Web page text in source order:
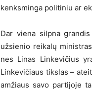
kenksminga politiniu ar
Dar viena silpna
užsienio reikalų
nes Linas Linkevičius
Linkevičiaus tikslas –
amžiaus savo partijoje